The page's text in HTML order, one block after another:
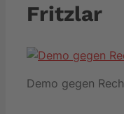
Fritzlar
Demo gegen